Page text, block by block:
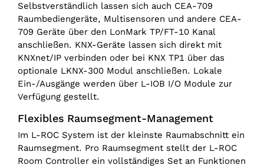
Selbstverständlich lassen sich auch CEA-709
Raumbediengeräte, Multisensoren und andere CEA-
709 Geräte über den LonMark TP/FT-10 Kanal
anschließen. KNX-Geräte lassen sich direkt mit
KNXnet/IP verbinden oder bei KNX TP1 über das
optionale LKNX-300 Modul anschließen. Lokale
Ein-/Ausgänge werden über L-IOB I/O Module zur
Verfügung gestellt.
Flexibles Raumsegment-Management
Im L-ROC System ist der kleinste Raumabschnitt ein
Raumsegment. Pro Raumsegment stellt der L-ROC
Room Controller ein vollständiges Set an Funktionen